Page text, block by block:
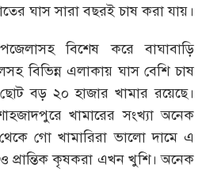
ঘাস সারা বছরই চাষ করা যায়।
বিশেষ করে বাঘাবাড়ি
বিভিন্ন এলাকায় ঘাস বেশি চাষ
বড় ২০ হাজার খামার রয়েছে।
খামারের সংখ্যা অনেক
থেকে গো খামারিরা ভালো দামে এ
প্রান্তিক কৃষকরা এখন খুশি। অনেক